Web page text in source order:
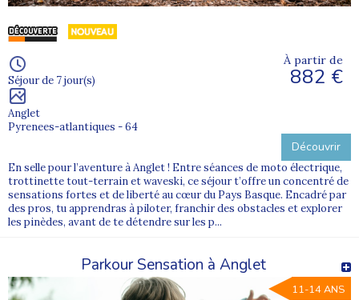
Séjour de 7 jour(s)
Anglet
Pyrenees-atlantiques - 64
À partir de
882 €
Découvrir
En selle pour l’aventure à Anglet ! Entre séances de moto électrique,
trottinette tout-terrain et waveski, ce séjour t’offre un concentré de
sensations fortes et de liberté au cœur du Pays Basque. Encadré par
des pros, tu apprendras à piloter, franchir des obstacles et explorer
les pinèdes, avant de te détendre sur les p...
Parkour Sensation à Anglet
11-14 ANS